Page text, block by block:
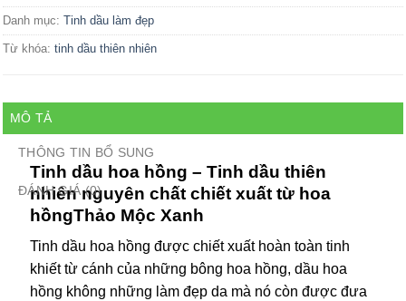
Danh mục: Tinh dầu làm đẹp
Từ khóa: tinh dầu thiên nhiên
MÔ TẢ
THÔNG TIN BỔ SUNG
ĐÁNH GIÁ (0)
Tinh dầu hoa hồng – Tinh dầu thiên
nhiên nguyên chất chiết xuất từ hoa
hồngThảo Mộc Xanh
Tinh dầu hoa hồng được chiết xuất hoàn toàn tinh
khiết từ cánh của những bông hoa hồng, dầu hoa
hồng không những làm đẹp da mà nó còn được đưa